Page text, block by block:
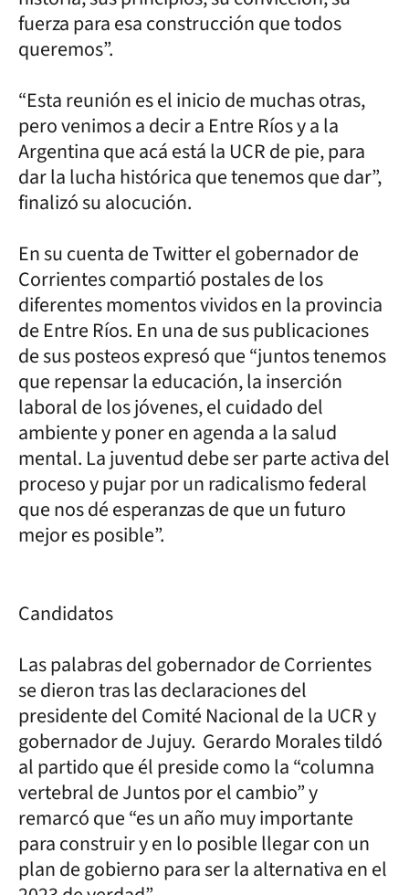
fuerza para esa construcción que todos
queremos”.
“Esta reunión es el inicio de muchas otras,
pero venimos a decir a Entre Ríos y a la
Argentina que acá está la UCR de pie, para
dar la lucha histórica que tenemos que dar”,
finalizó su alocución.
En su cuenta de Twitter el gobernador de
Corrientes compartió postales de los
diferentes momentos vividos en la provincia
de Entre Ríos. En una de sus publicaciones
de sus posteos expresó que “juntos tenemos
que repensar la educación, la inserción
laboral de los jóvenes, el cuidado del
ambiente y poner en agenda a la salud
mental. La juventud debe ser parte activa del
proceso y pujar por un radicalismo federal
que nos dé esperanzas de que un futuro
mejor es posible”.
Candidatos
Las palabras del gobernador de Corrientes
se dieron tras las declaraciones del
presidente del Comité Nacional de la UCR y
gobernador de Jujuy. Gerardo Morales tildó
al partido que él preside como la “columna
vertebral de Juntos por el cambio” y
remarcó que “es un año muy importante
para construir y en lo posible llegar con un
plan de gobierno para ser la alternativa en el